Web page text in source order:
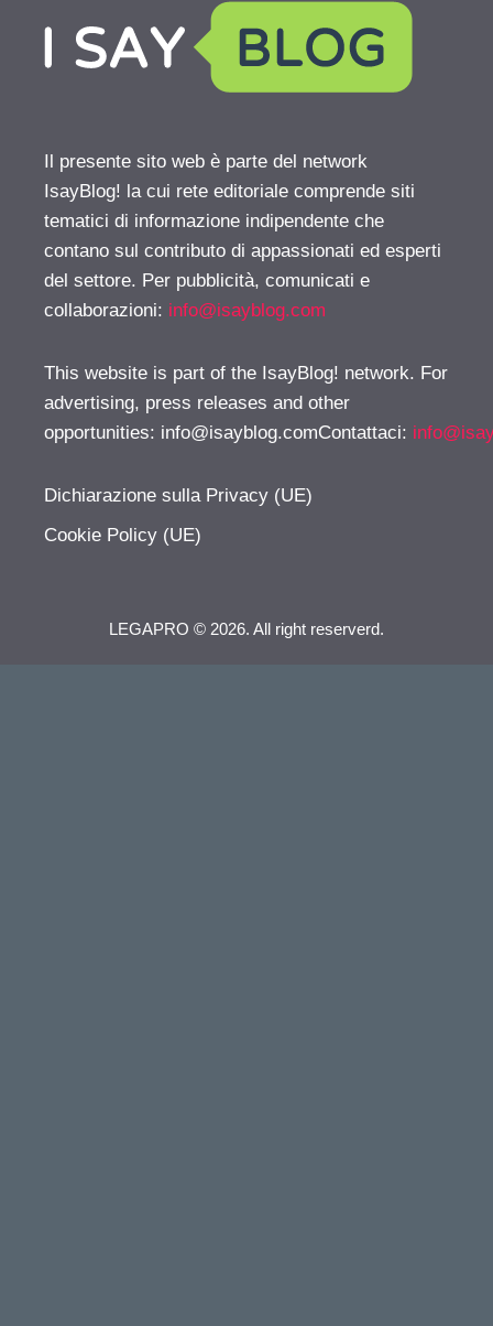
Il presente sito web è parte del network
IsayBlog! la cui rete editoriale comprende siti
tematici di informazione indipendente che
contano sul contributo di appassionati ed esperti
del settore. Per pubblicità, comunicati e
collaborazioni: info@isayblog.com
This website is part of the IsayBlog! network. For
advertising, press releases and other
opportunities: info@isayblog.comContattaci:
Dichiarazione sulla Privacy (UE)
Cookie Policy (UE)
LEGAPRO © 2026. All right reserverd.